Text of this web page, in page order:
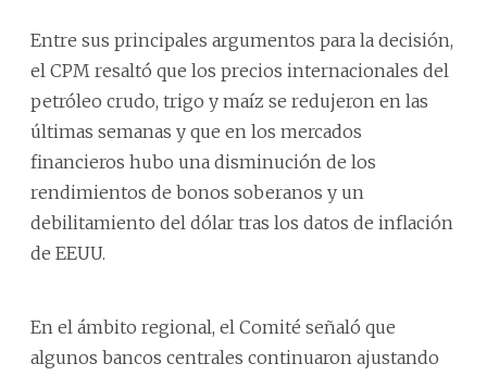
Entre sus principales argumentos para la decisión,
el CPM resaltó que los precios internacionales del
petróleo crudo, trigo y maíz se redujeron en las
últimas semanas y que en los mercados
financieros hubo una disminución de los
rendimientos de bonos soberanos y un
debilitamiento del dólar tras los datos de inflación
de EEUU.
En el ámbito regional, el Comité señaló que
algunos bancos centrales continuaron ajustando